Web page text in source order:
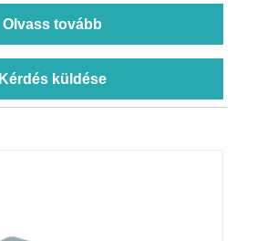
Olvass tovább
Kérdés küldése